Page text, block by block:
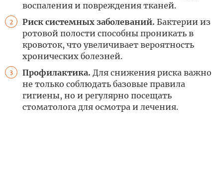
воспаления и повреждения тканей.
2 Риск системных заболеваний. Бактерии из
ротовой полости способны проникать в
кровоток, что увеличивает вероятность
хронических болезней.
3 Профилактика. Для снижения риска важно
не только соблюдать базовые правила
гигиены, но и регулярно посещать
стоматолога для осмотра и лечения.